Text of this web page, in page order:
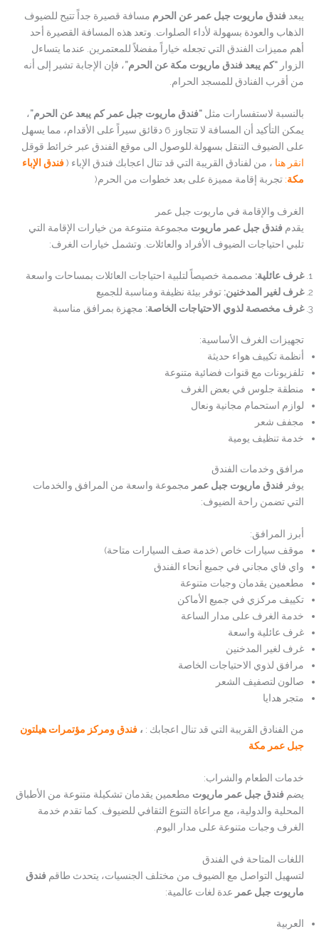
يبعدفندق ماريوت جبل عمر عن الحرم مسافة قصيرة جداً تتيح للضيوف
الذهاب والعودة بسهولة لأداء الصلوات. وتعد هذه المسافة القصيرة أحد
أهم مميزات الفندق التي تجعله خياراً مفضلاً للمعتمرين. عندما يتساءل
الزوار“كم يبعد فندق ماريوت مكة عن الحرم”، فإن الإجابة تشير إلى أنه
من أقرب الفنادق للمسجد الحرام.
بالنسبة لاستفسارات مثل“فندق ماريوت جبل عمر كم يبعد عن الحرم”،
يمكن التأكيد أن المسافة لا تتجاوز 6 دقائق سيراً على الأقدام، مما يسهل
على الضيوف التنقل بسهولة.للوصول الى موقع الفندق عبر خرائط قوقل
انقر هنا ، من لفنادق القريبة التي قد تنال اعجابك فندق الإباء (فندق الإباء
مكة:تجربة إقامة مميزة على بعد خطوات من الحرم(
الغرف والإقامة في ماريوت جبل عمر
يقدمفندق جبل عمر ماريوت مجموعة متنوعة من خيارات الإقامة التي
تلبي احتياجات الضيوف الأفراد والعائلات. وتشمل خيارات الغرف:
غرف عائلية: مصممة خصيصاً لتلبية احتياجات العائلات بمساحات واسعة
غرف لغير المدخنين: توفر بيئة نظيفة ومناسبة للجميع
غرف مخصصة لذوي الاحتياجات الخاصة: مجهزة بمرافق مناسبة
تجهيزات الغرف الأساسية:
أنظمة تكييف هواء حديثة
تلفزيونات مع قنوات فضائية متنوعة
منطقة جلوس في بعض الغرف
لوازم استحمام مجانية ونعال
مجفف شعر
خدمة تنظيف يومية
مرافق وخدمات الفندق
يوفرفندق ماريوت جبل عمر مجموعة واسعة من المرافق والخدمات
التي تضمن راحة الضيوف:
أبرز المرافق:
موقف سيارات خاص (خدمة صف السيارات متاحة)
واي فاي مجاني في جميع أنحاء الفندق
مطعمين يقدمان وجبات متنوعة
تكييف مركزي في جميع الأماكن
خدمة الغرف على مدار الساعة
غرف عائلية واسعة
غرف لغير المدخنين
مرافق لذوي الاحتياجات الخاصة
صالون لتصفيف الشعر
متجر هدايا
من الفنادق القريبة التي قد تنال اعجابك : ،فندق ومركز مؤتمرات هيلتون
جبل عمر مكة
خدمات الطعام والشراب:
يضمفندق جبل عمر ماريوت مطعمين يقدمان تشكيلة متنوعة من الأطباق
المحلية والدولية، مع مراعاة التنوع الثقافي للضيوف. كما تقدم خدمة
الغرف وجبات متنوعة على مدار اليوم.
اللغات المتاحة في الفندق
لتسهيل التواصل مع الضيوف من مختلف الجنسيات، يتحدث طاقمفندق
ماريوت جبل عمر عدة لغات عالمية:
العربية